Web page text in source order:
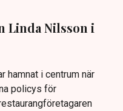
Linda Nilsson i
hamnat i centrum när
policys för